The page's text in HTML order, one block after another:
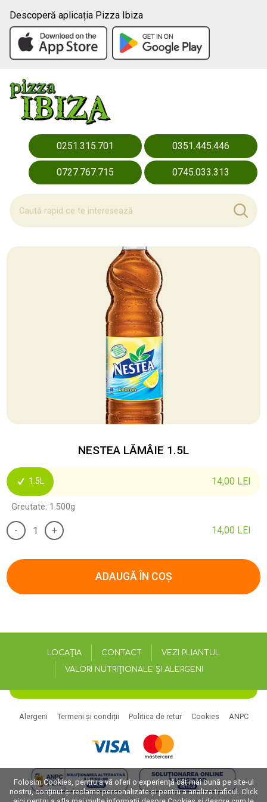
Descoperă aplicația Pizza Ibiza
0251.315.701 0351.445.446
0727.767.715 0745.033.313
NESTEA LĂMÂIE 1.5L
1.5L 14,00 LEI
Greutate: 1.500g
- + 14,00 LEI
ADAUGĂ ÎN COȘ
LOCAȚIA CONTACT
VEZI PLIANTUL
VALORI NUTRIȚIONALE ȘI ALERGENI
Alergeni Termeni și condiții Politica de retur Cookies ANPC
Folosim Cookies, pentru a vă oferi o experiență cât mai bună pe site-ul
nostru, conținut și reclame personalizate și pentru a analiza traficul. Click